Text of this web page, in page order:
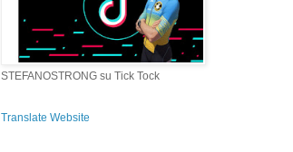
STEFANOSTRONG su Tick Tock
Translate Website